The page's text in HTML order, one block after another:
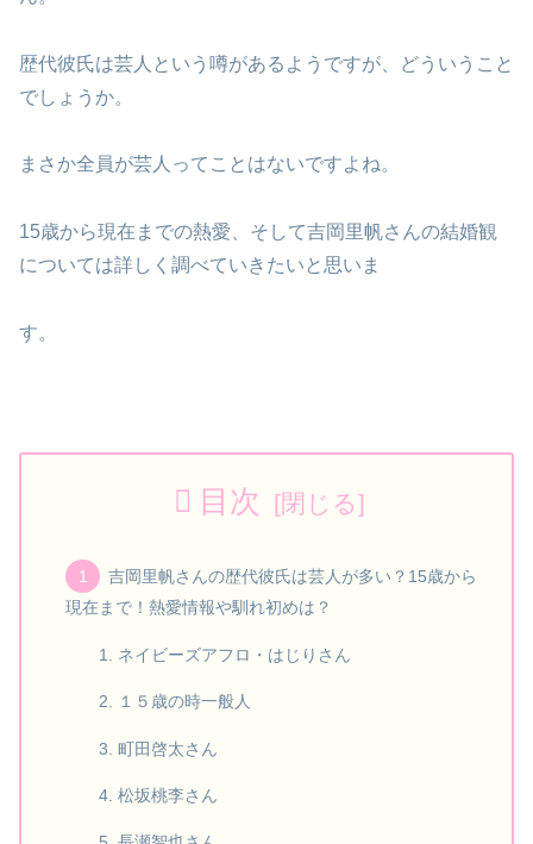
歴代彼氏は芸人という噂があるようですが、どういうこと
でしょうか。
まさか全員が芸人ってことはないですよね。
15歳から現在までの熱愛、そして吉岡里帆さんの結婚観
については詳しく調べていきたいと思いま
す。
目次
吉岡里帆さんの歴代彼氏は芸人が多い？15歳から
現在まで！熱愛情報や馴れ初めは？
ネイビーズアフロ・はじりさん
１５歳の時一般人
町田啓太さん
松坂桃李さん